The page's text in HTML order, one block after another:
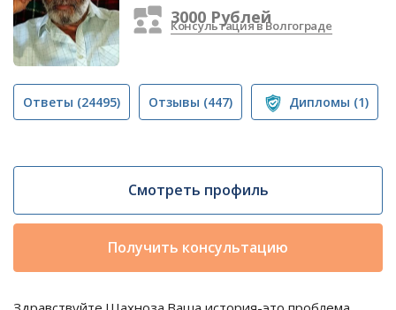
3000 Рублей
Консультация в Волгограде
Ответы (24495) Отзывы (447) Дипломы (1)
Смотреть профиль
Получить консультацию